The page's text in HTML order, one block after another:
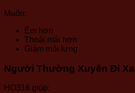
Muốn:
Êm hơn
Thoải mái hơn
Giảm mỏi lưng
Người Thường Xuyên Đi Xa
HO316 giúp: